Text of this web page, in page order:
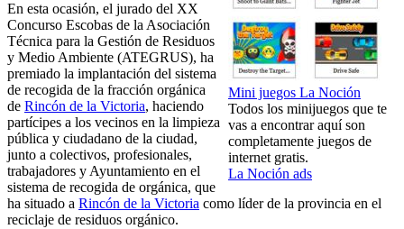
Mini juegos La Noción
Todos los minijuegos que te
vas a encontrar aquí son
completamente juegos de
internet gratis.
La Noción ads
En esta ocasión, el jurado del XX
Concurso Escobas de la Asociación
Técnica para la Gestión de Residuos
y Medio Ambiente (ATEGRUS), ha
premiado la implantación del sistema
de recogida de la fracción orgánica
de Rincón de la Victoria, haciendo
partícipes a los vecinos en la limpieza
pública y ciudadano de la ciudad,
junto a colectivos, profesionales,
trabajadores y Ayuntamiento en el
sistema de recogida de orgánica, que
ha situado a Rincón de la Victoria como líder de la provincia en el
reciclaje de residuos orgánico.